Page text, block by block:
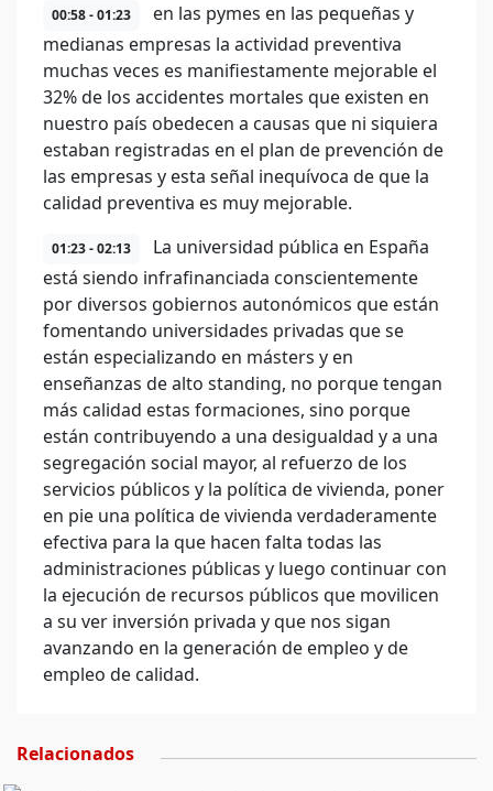
00:58 - 01:23
en las pymes en las pequeñas y
medianas empresas la actividad preventiva
muchas veces es manifiestamente mejorable el
32% de los accidentes mortales que existen en
nuestro país obedecen a causas que ni siquiera
estaban registradas en el plan de prevención de
las empresas y esta señal inequívoca de que la
calidad preventiva es muy mejorable.
01:23 - 02:13
La universidad pública en España
está siendo infrafinanciada conscientemente
por diversos gobiernos autonómicos que están
fomentando universidades privadas que se
están especializando en másters y en
enseñanzas de alto standing, no porque tengan
más calidad estas formaciones, sino porque
están contribuyendo a una desigualdad y a una
segregación social mayor, al refuerzo de los
servicios públicos y la política de vivienda, poner
en pie una política de vivienda verdaderamente
efectiva para la que hacen falta todas las
administraciones públicas y luego continuar con
la ejecución de recursos públicos que movilicen
a su ver inversión privada y que nos sigan
avanzando en la generación de empleo y de
empleo de calidad.
Relacionados